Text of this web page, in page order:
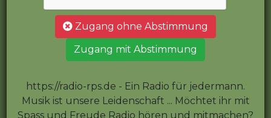
Zugang ohne Abstimmung
Zugang mit Abstimmung
https://radio-rps.de - Ein Radio für jedermann.
Musik ist unsere Leidenschaft ... Möchtet ihr mit
Spass und Freude Radio hören und mitmachen?